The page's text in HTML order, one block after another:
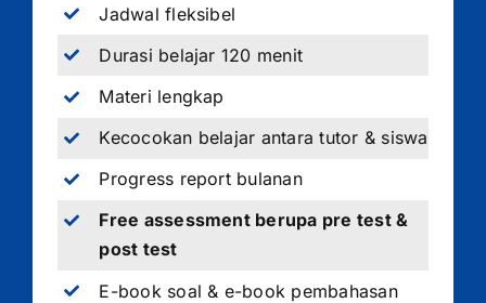
Jadwal fleksibel
Durasi belajar 120 menit
Materi lengkap
Kecocokan belajar antara tutor & siswa
Progress report bulanan
Free assessment berupa pre test &
post test
E-book soal & e-book pembahasan